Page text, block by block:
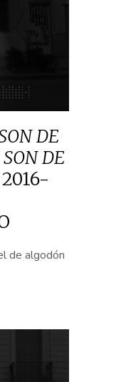
DE
DE
2016-
de algodón